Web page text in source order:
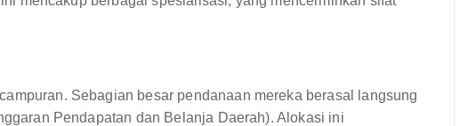
Sebagian besar pendanaan mereka berasal langsung
Pendapatan dan Belanja Daerah). Alokasi ini